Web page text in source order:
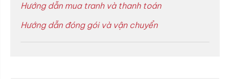
Hướng dẫn mua tranh và thanh toán
Hướng dẫn đóng gói và vận chuyển